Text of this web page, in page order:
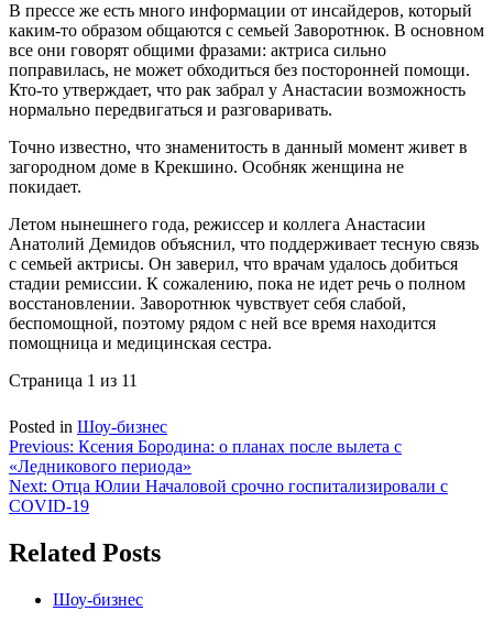
В прессе же есть много информации от инсайдеров, который
каким-то образом общаются с семьей Заворотнюк. В основном
все они говорят общими фразами: актриса сильно
поправилась, не может обходиться без посторонней помощи.
Кто-то утверждает, что рак забрал у Анастасии возможность
нормально передвигаться и разговаривать.
Точно известно, что знаменитость в данный момент живет в
загородном доме в Крекшино. Особняк женщина не
покидает.
Летом нынешнего года, режиссер и коллега Анастасии
Анатолий Демидов объяснил, что поддерживает тесную связь
с семьей актрисы. Он заверил, что врачам удалось добиться
стадии ремиссии. К сожалению, пока не идет речь о полном
восстановлении. Заворотнюк чувствует себя слабой,
беспомощной, поэтому рядом с ней все время находится
помощница и медицинская сестра.
Страница 1 из 11
Posted in Шоу-бизнес
Навигация
по
записям
Previous: Ксения Бородина: о планах после вылета с
«Ледникового периода»
Next: Отца Юлии Началовой срочно госпитализировали с
COVID-19
Related Posts
Шоу-бизнес